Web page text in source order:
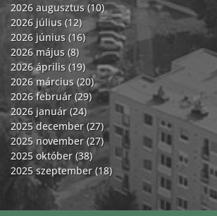
2026 augusztus (10)
2026 július (12)
2026 június (16)
2026 május (8)
2026 április (19)
2026 március (20)
2026 február (29)
2026 január (24)
2025 december (27)
2025 november (27)
2025 október (38)
2025 szeptember (18)